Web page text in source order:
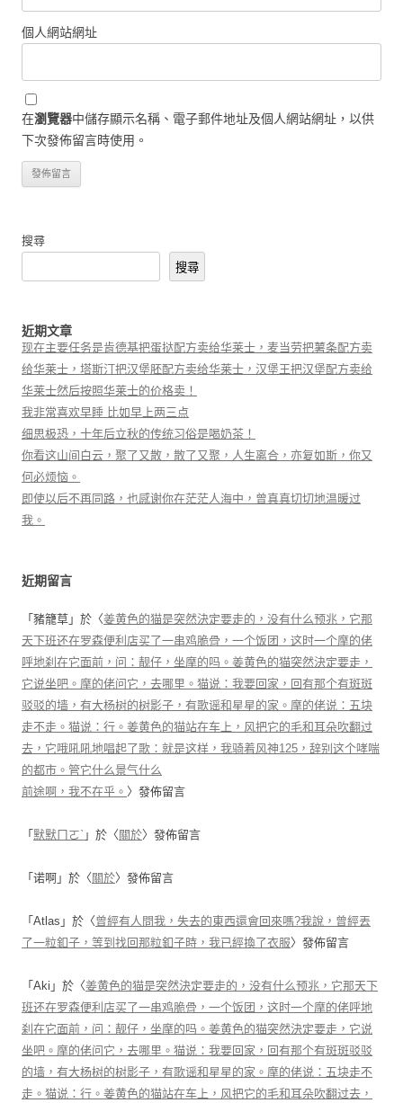
個人網站網址
在瀏覽器中儲存顯示名稱、電子郵件地址及個人網站網址，以供
下次發佈留言時使用。
搜尋
搜尋
近期文章
现在主要任务是肯德基把蛋挞配方卖给华莱士，麦当劳把薯条配方卖
给华莱士，塔斯汀把汉堡胚配方卖给华莱士，汉堡王把汉堡配方卖给
华莱士然后按照华莱士的价格卖！
我非常喜欢早睡 比如早上两三点
细思极恐，十年后立秋的传统习俗是喝奶茶！
你看这山间白云，聚了又散，散了又聚，人生离合，亦复如斯，你又
何必烦恼。
即使以后不再同路，也感谢你在茫茫人海中，曾真真切切地温暖过
我。
近期留言
「 豬籠草 」於〈姜黄色的猫是突然決定要走的，没有什么预兆，它那
天下班还在罗森便利店买了一串鸡脆骨，一个饭团，这时一个摩的佬
呼地刹在它面前，问：靓仔，坐摩的吗。姜黄色的猫突然決定要走，
它说坐吧。摩的佬问它，去哪里。猫说：我要回家，回有那个有斑斑
驳驳的墙，有大杨树的树影子，有歌谣和星星的家。摩的佬说：五块
走不走。猫说：行。姜黄色的猫站在车上，风把它的毛和耳朵吹翻过
去，它哦吼吼地唱起了歌：就是这样，我骑着风神125，辞别这个哮喘
的都市。管它什么景气什么
前途啊，我不在乎。 〉發佈留言
「 默默ㄇㄛˋ 」於〈 關於〉發佈留言
「 诺啊 」於〈 關於〉發佈留言
「 Atlas 」於〈曾經有人問我，失去的東西還會回來嗎?我說，曾經丟
了一粒釦子，等到找回那粒釦子時，我已經換了衣服〉發佈留言
「 Aki 」於〈姜黄色的猫是突然決定要走的，没有什么预兆，它那天下
班还在罗森便利店买了一串鸡脆骨，一个饭团，这时一个摩的佬呼地
刹在它面前，问：靓仔，坐摩的吗。姜黄色的猫突然決定要走，它说
坐吧。摩的佬问它，去哪里。猫说：我要回家，回有那个有斑斑驳驳
的墙，有大杨树的树影子，有歌谣和星星的家。摩的佬说：五块走不
走。猫说：行。姜黄色的猫站在车上，风把它的毛和耳朵吹翻过去，